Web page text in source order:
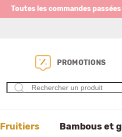
Toutes les commandes
PROMOTIONS
Fruitiers Bambous et